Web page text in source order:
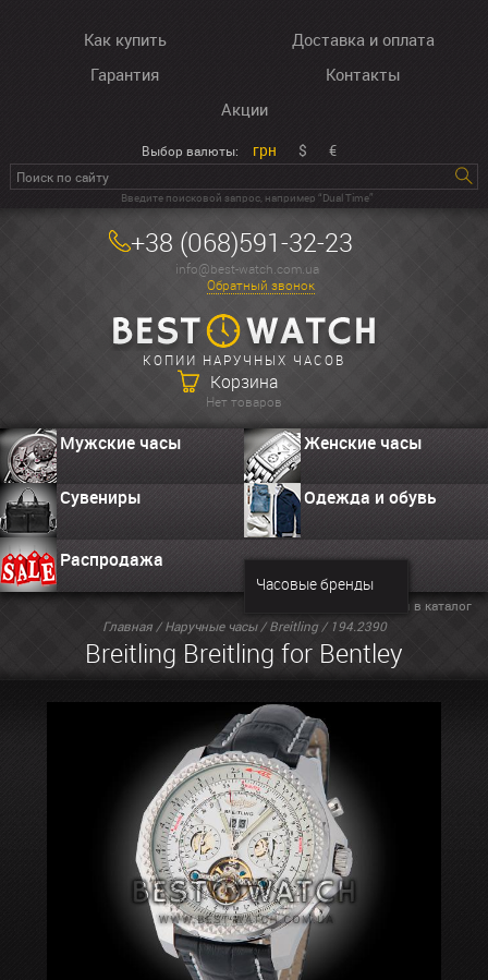
Как купить
Доставка и оплата
Гарантия
Контакты
Акции
Выбор валюты: грн $ €
Введите поисковой запрос, например “Dual Time”
+38 (068)591-32-23
info@best-watch.com.ua
Обратный звонок
КОПИИ НАРУЧНЫХ ЧАСОВ
Корзина
Нет товаров
Мужские часы Женские часы
Сувениры Одежда и обувь
Распродажа
Часовые бренды
Главная/Наручные часы/Breitling/ 194.2390
Breitling Breitling for Bentley
Вернуться в каталог